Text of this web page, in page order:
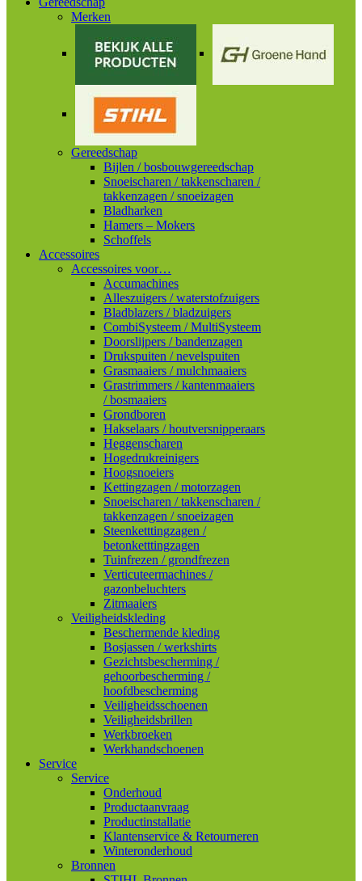
Merken
Gereedschap
Bijlen / bosbouwgereedschap
Snoeischaren / takkenscharen /
takkenzagen / snoeizagen
Bladharken
Hamers – Mokers
Schoffels
Accessoires
Accessoires voor…
Accumachines
Alleszuigers / waterstofzuigers
Bladblazers / bladzuigers
CombiSysteem / MultiSysteem
Doorslijpers / bandenzagen
Drukspuiten / nevelspuiten
Grasmaaiers / mulchmaaiers
Grastrimmers / kantenmaaiers
/ bosmaaiers
Grondboren
Hakselaars / houtversnipperaars
Heggenscharen
Hogedrukreinigers
Hoogsnoeiers
Kettingzagen / motorzagen
Snoeischaren / takkenscharen /
takkenzagen / snoeizagen
Steenketttingzagen /
betonketttingzagen
Tuinfrezen / grondfrezen
Verticuteermachines /
gazonbeluchters
Zitmaaiers
Veiligheidskleding
Beschermende kleding
Bosjassen / werkshirts
Gezichtsbescherming /
gehoorbescherming /
hoofdbescherming
Veiligheidsschoenen
Veiligheidsbrillen
Werkbroeken
Werkhandschoenen
Service
Service
Onderhoud
Productaanvraag
Productinstallatie
Klantenservice & Retourneren
Winteronderhoud
Bronnen